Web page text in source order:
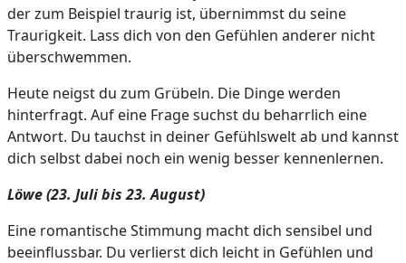
der zum Beispiel traurig ist, übernimmst du seine
Traurigkeit. Lass dich von den Gefühlen anderer nicht
überschwemmen.
Heute neigst du zum Grübeln. Die Dinge werden
hinterfragt. Auf eine Frage suchst du beharrlich eine
Antwort. Du tauchst in deiner Gefühlswelt ab und kannst
dich selbst dabei noch ein wenig besser kennenlernen.
Löwe (23. Juli bis 23. August)
Eine romantische Stimmung macht dich sensibel und
beeinflussbar. Du verlierst dich leicht in Gefühlen und